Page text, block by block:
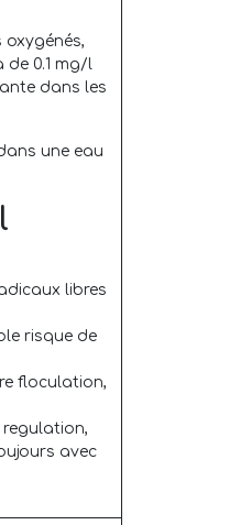
de 0.1 mg/l
dans les
une eau
libres
risque de
floculation,
avec